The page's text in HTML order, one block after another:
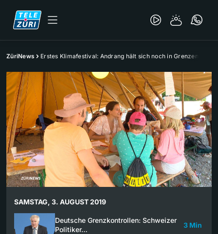
ZüriNews Erstes Klimafestival: Andrang hält sich noch in Grenzen
SAMSTAG, 3. AUGUST 2019
Deutsche Grenzkontrollen: Schweizer
Politiker…
3 Min